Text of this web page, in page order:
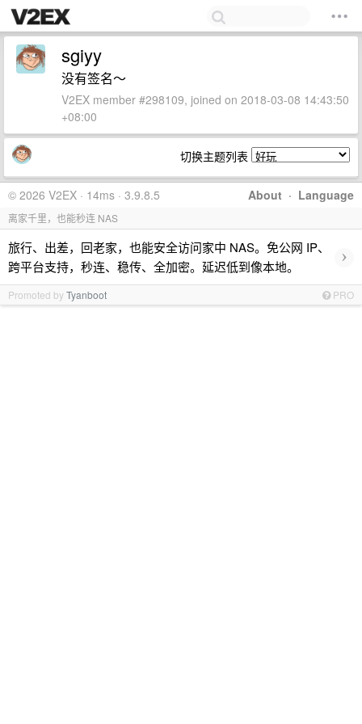
sgiyy
没有签名～
V2EX member #298109, joined on 2018-03-08 14:43:50
+08:00
切换主题列表
About · Language
© 2026 V2EX · 14ms · 3.9.8.5
离家千里，也能秒连 NAS
旅行、出差，回老家，也能安全访问家中 NAS。免公网 IP、
跨平台支持，秒连、稳传、全加密。延迟低到像本地。
›
Promoted byTyanboot PRO